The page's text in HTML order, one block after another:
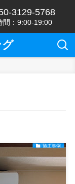
3129-5768
間：9:00-19:00
施工事例